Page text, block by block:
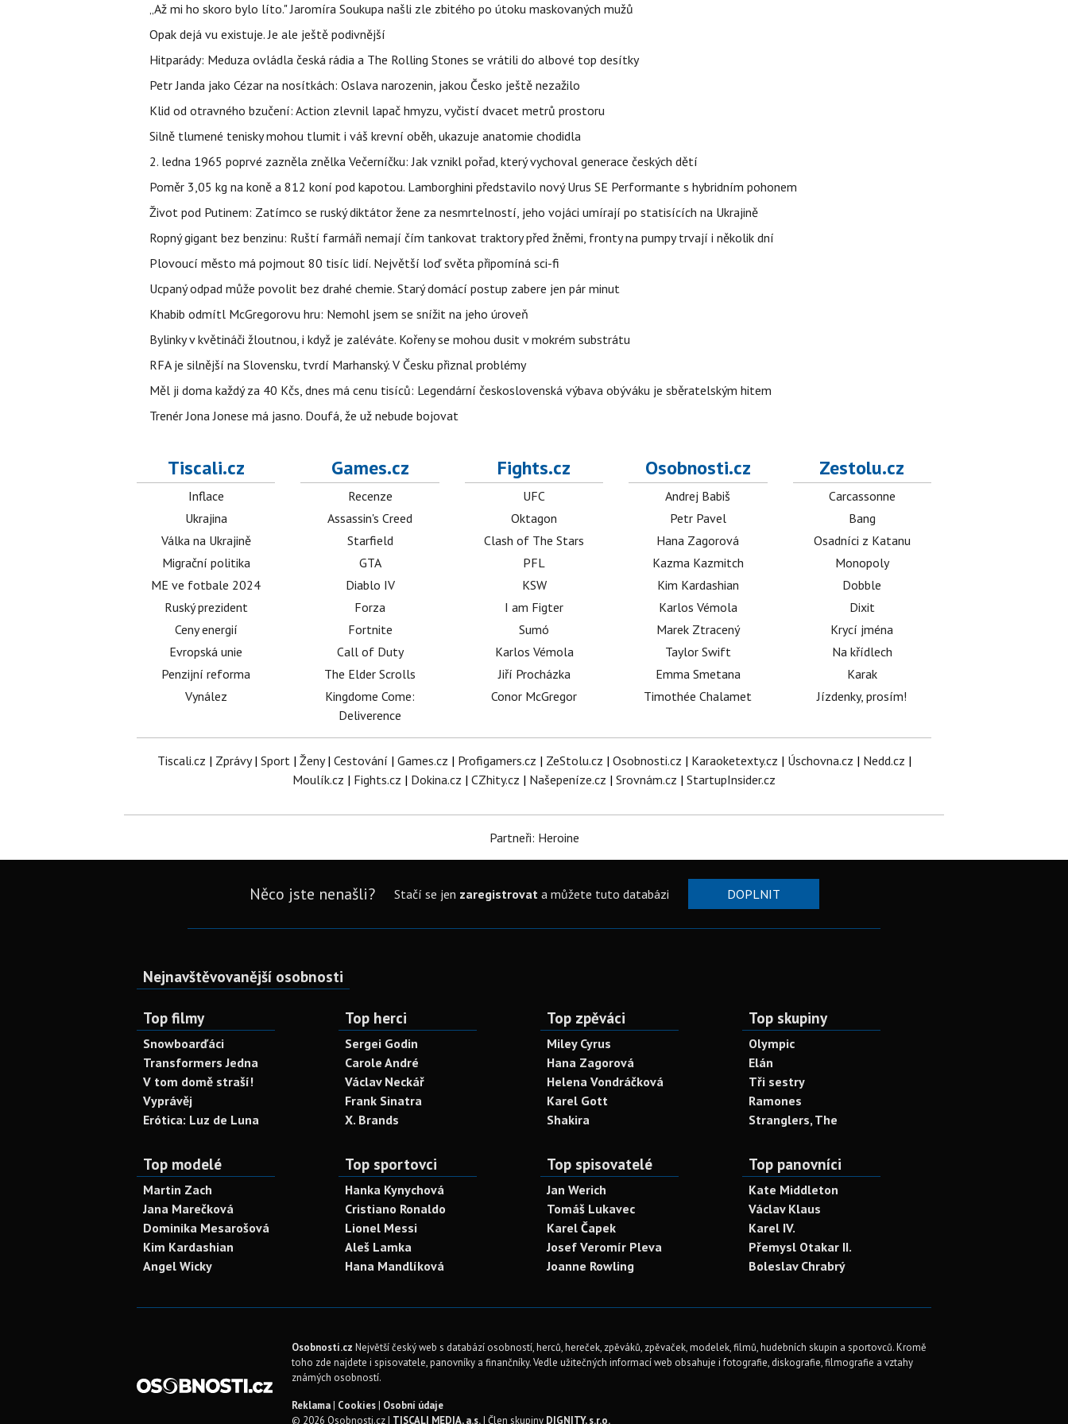
„Až mi ho skoro bylo líto." Jaromíra Soukupa našli zle zbitého po útoku maskovaných mužů
Opak dejá vu existuje. Je ale ještě podivnější
Hitparády: Meduza ovládla česká rádia a The Rolling Stones se vrátili do albové top desítky
Petr Janda jako Cézar na nosítkách: Oslava narozenin, jakou Česko ještě nezažilo
Klid od otravného bzučení: Action zlevnil lapač hmyzu, vyčistí dvacet metrů prostoru
Silně tlumené tenisky mohou tlumit i váš krevní oběh, ukazuje anatomie chodidla
2. ledna 1965 poprvé zazněla znělka Večerníčku: Jak vznikl pořad, který vychoval generace českých dětí
Poměr 3,05 kg na koně a 812 koní pod kapotou. Lamborghini představilo nový Urus SE Performante s hybridním pohonem
Život pod Putinem: Zatímco se ruský diktátor žene za nesmrtelností, jeho vojáci umírají po statisících na Ukrajině
Ropný gigant bez benzinu: Ruští farmáři nemají čím tankovat traktory před žněmi, fronty na pumpy trvají i několik dní
Plovoucí město má pojmout 80 tisíc lidí. Největší loď světa připomíná sci-fi
Ucpaný odpad může povolit bez drahé chemie. Starý domácí postup zabere jen pár minut
Khabib odmítl McGregorovu hru: Nemohl jsem se snížit na jeho úroveň
Bylinky v květináči žloutnou, i když je zaléváte. Kořeny se mohou dusit v mokrém substrátu
RFA je silnější na Slovensku, tvrdí Marhanský. V Česku přiznal problémy
Měl ji doma každý za 40 Kčs, dnes má cenu tisíců: Legendární československá výbava obýváku je sběratelským hitem
Trenér Jona Jonese má jasno. Doufá, že už nebude bojovat
Tiscali.cz
Inflace
Ukrajina
Válka na Ukrajině
Migrační politika
ME ve fotbale 2024
Ruský prezident
Ceny energií
Evropská unie
Penzijní reforma
Vynález
Games.cz
Recenze
Assassin's Creed
Starfield
GTA
Diablo IV
Forza
Fortnite
Call of Duty
The Elder Scrolls
Kingdome Come:
Deliverence
Fights.cz
UFC
Oktagon
Clash of The Stars
PFL
KSW
I am Figter
Sumó
Karlos Vémola
Jiří Procházka
Conor McGregor
Osobnosti.cz
Andrej Babiš
Petr Pavel
Hana Zagorová
Kazma Kazmitch
Kim Kardashian
Karlos Vémola
Marek Ztracený
Taylor Swift
Emma Smetana
Timothée Chalamet
Zestolu.cz
Carcassonne
Bang
Osadníci z Katanu
Monopoly
Dobble
Dixit
Krycí jména
Na křídlech
Karak
Jízdenky, prosím!
Tiscali.cz | Zprávy| Sport| Ženy| Cestování | Games.cz | Profigamers.cz | ZeStolu.cz | Osobnosti.cz | Karaoketexty.cz | Úschovna.cz | Nedd.cz |
Moulík.cz | Fights.cz | Dokina.cz | CZhity.cz | Našepeníze.cz | Srovnám.cz | StartupInsider.cz
Partneři: Heroine
Něco jste nenašli? Stačí se jen zaregistrovata můžete tuto databázi DOPLNIT
Nejnavštěvovanější osobnosti
Top filmy
Snowboarďáci
Transformers Jedna
V tom domě straší!
Vyprávěj
Erótica: Luz de Luna
Top herci
Sergei Godin
Carole André
Václav Neckář
Frank Sinatra
X. Brands
Top zpěváci
Miley Cyrus
Hana Zagorová
Helena Vondráčková
Karel Gott
Shakira
Top skupiny
Olympic
Elán
Tři sestry
Ramones
Stranglers, The
Top modelé
Martin Zach
Jana Marečková
Dominika Mesarošová
Kim Kardashian
Angel Wicky
Top sportovci
Hanka Kynychová
Cristiano Ronaldo
Lionel Messi
Aleš Lamka
Hana Mandlíková
Top spisovatelé
Jan Werich
Tomáš Lukavec
Karel Čapek
Josef Veromír Pleva
Joanne Rowling
Top panovníci
Kate Middleton
Václav Klaus
Karel IV.
Přemysl Otakar II.
Boleslav Chrabrý
Osobnosti.cz Největší český web s databází osobností, herců, hereček, zpěváků, zpěvaček, modelek, filmů, hudebních skupin a sportovců. Kromě
toho zde najdete i spisovatele, panovníky a finančníky. Vedle užitečných informací web obsahuje i fotografie, diskografie, filmografie a vztahy
známých osobností.
Reklama| Cookies| Osobní údaje
© 2026 Osobnosti.cz | TISCALI MEDIA, a.s.| Člen skupiny DIGNITY, s.r.o.